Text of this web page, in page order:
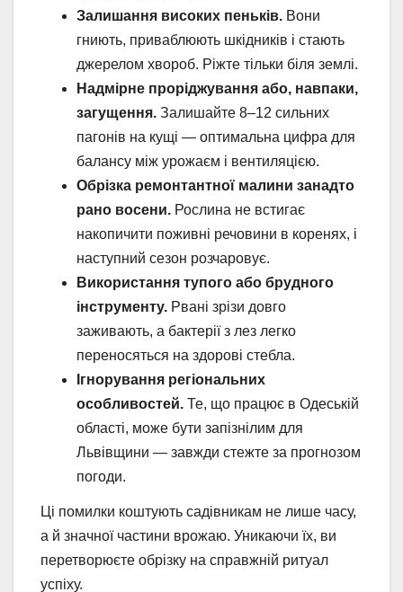
Залишання високих пеньків. Вони
гниють, приваблюють шкідників і стають
джерелом хвороб. Ріжте тільки біля землі.
Надмірне проріджування або, навпаки,
загущення. Залишайте 8–12 сильних
пагонів на кущі — оптимальна цифра для
балансу між урожаєм і вентиляцією.
Обрізка ремонтантної малини занадто
рано восени. Рослина не встигає
накопичити поживні речовини в коренях, і
наступний сезон розчаровує.
Використання тупого або брудного
інструменту. Рвані зрізи довго
заживають, а бактерії з лез легко
переносяться на здорові стебла.
Ігнорування регіональних
особливостей. Те, що працює в Одеській
області, може бути запізнілим для
Львівщини — завжди стежте за прогнозом
погоди.
Ці помилки коштують садівникам не лише часу,
а й значної частини врожаю. Уникаючи їх, ви
перетворюєте обрізку на справжній ритуал
успіху.